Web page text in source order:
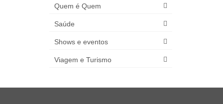
Quem é Quem
Saúde
Shows e eventos
Viagem e Turismo